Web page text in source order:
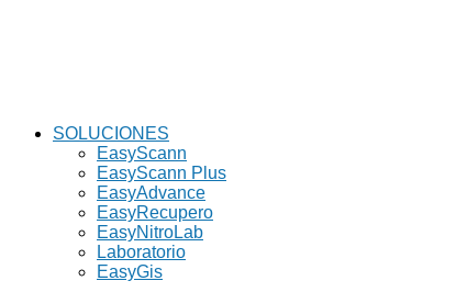
SOLUCIONES
EasyScann
EasyScann Plus
EasyAdvance
EasyRecupero
EasyNitroLab
Laboratorio
EasyGis